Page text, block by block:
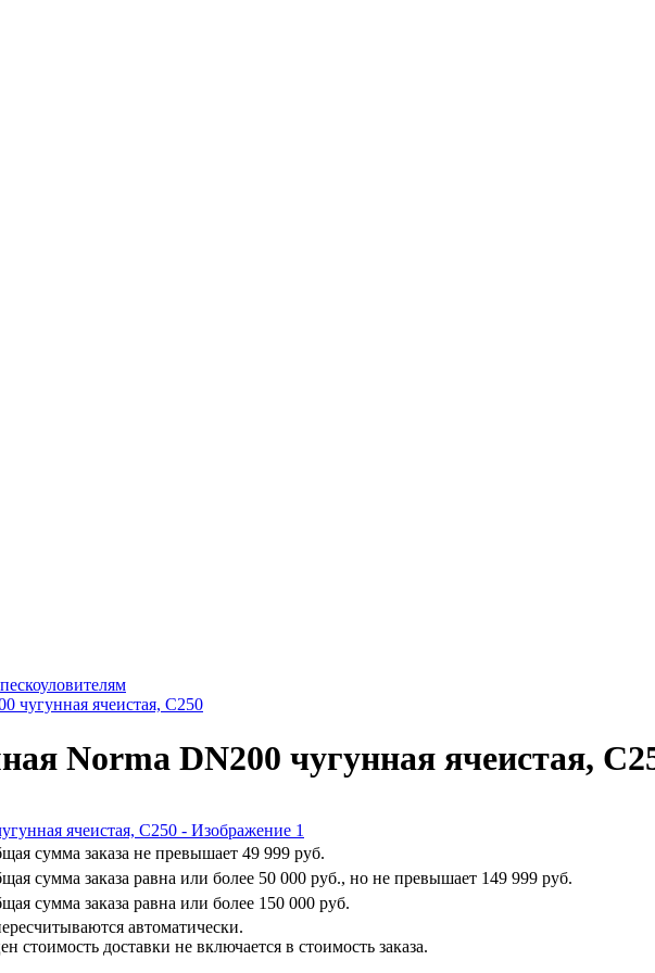
чугунная ячеистая, C250
Norma DN200 чугунная ячеистая,
сумма заказа не превышает 49 999 руб.
сумма заказа равна или более 50 000 руб., но не превышает 149 999 руб.
сумма заказа равна или более 150 000 руб.
автоматически.
стоимость доставки не включается в стоимость заказа.